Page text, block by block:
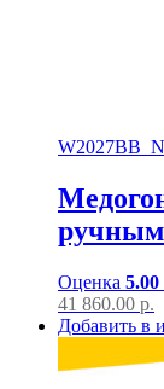
Оценка 5.00
41 860.00 р.
Добавить в